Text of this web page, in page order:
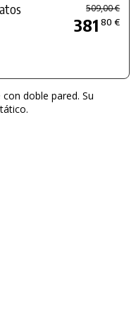
509,00 €
381 80 €
doble pared. Su